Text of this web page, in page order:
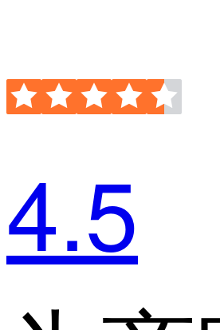
4.5